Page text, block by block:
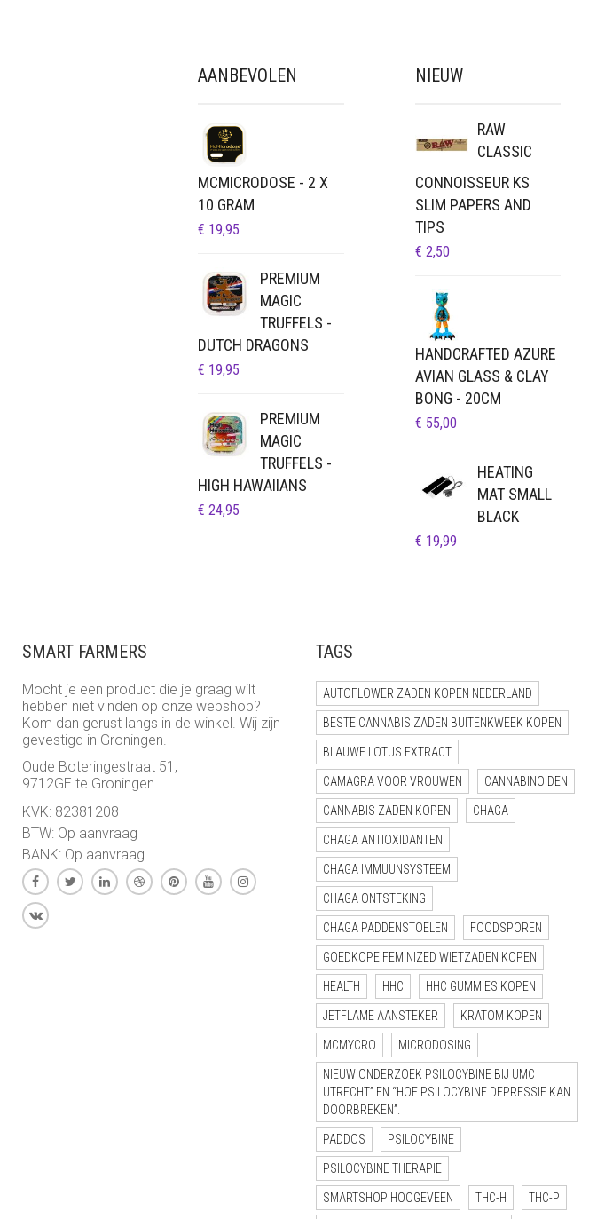
AANBEVOLEN
MCMICRODOSE - 2 X
10 GRAM
€ 19,95
PREMIUM
MAGIC
TRUFFELS -
DUTCH DRAGONS
€ 19,95
PREMIUM
MAGIC
TRUFFELS -
HIGH HAWAIIANS
€ 24,95
NIEUW
RAW
CLASSIC
CONNOISSEUR KS
SLIM PAPERS AND
TIPS
€ 2,50
HANDCRAFTED AZURE
AVIAN GLASS & CLAY
BONG - 20CM
€ 55,00
HEATING
MAT SMALL
BLACK
€ 19,99
SMART FARMERS
Mocht je een product die je graag wilt
hebben niet vinden op onze webshop?
Kom dan gerust langs in de winkel. Wij zijn
gevestigd in Groningen.
Oude Boteringestraat 51,
9712GE te Groningen
KVK: 82381208
BTW: Op aanvraag
BANK: Op aanvraag
TAGS
AUTOFLOWER ZADEN KOPEN NEDERLAND
BESTE CANNABIS ZADEN BUITENKWEEK KOPEN
BLAUWE LOTUS EXTRACT
CAMAGRA VOOR VROUWEN CANNABINOIDEN
CANNABIS ZADEN KOPEN CHAGA
CHAGA ANTIOXIDANTEN
CHAGA IMMUUNSYSTEEM
CHAGA ONTSTEKING
CHAGA PADDENSTOELEN FOODSPOREN
GOEDKOPE FEMINIZED WIETZADEN KOPEN
HEALTH HHC HHC GUMMIES KOPEN
JETFLAME AANSTEKER KRATOM KOPEN
MCMYCRO MICRODOSING
NIEUW ONDERZOEK PSILOCYBINE BIJ UMC
UTRECHT” EN “HOE PSILOCYBINE DEPRESSIE KAN
DOORBREKEN”.
PADDOS PSILOCYBINE
PSILOCYBINE THERAPIE
SMARTSHOP HOOGEVEEN THC-H THC-P